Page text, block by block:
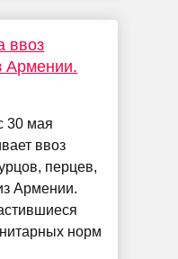
ввоз
Армении.
30 мая
ввоз
перцев,
Армении.
норм